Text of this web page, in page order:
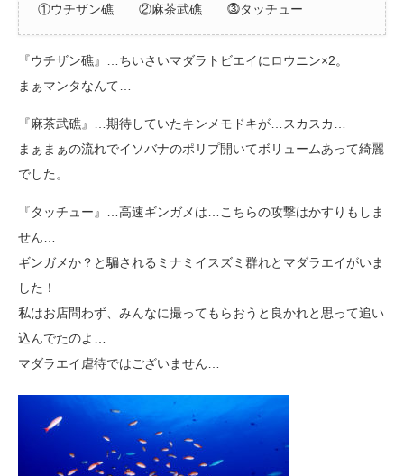
①ウチザン礁 ②麻茶武礁 ⓷タッチュー
『ウチザン礁』…ちいさいマダラトビエイにロウニン×2。
まぁマンタなんて…
『麻茶武礁』…期待していたキンメモドキが…スカスカ…
まぁまぁの流れでイソバナのポリプ開いてボリュームあって綺麗
でした。
『タッチュー』…高速ギンガメは…こちらの攻撃はかすりもしま
せん…
ギンガメか？と騙されるミナミイスズミ群れとマダラエイがいま
した！
私はお店問わず、みんなに撮ってもらおうと良かれと思って追い
込んでたのよ…
マダラエイ虐待ではございません…